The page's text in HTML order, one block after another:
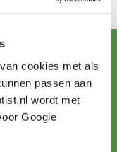
cookies met als
passen aan
wordt met
Google
Tipps.